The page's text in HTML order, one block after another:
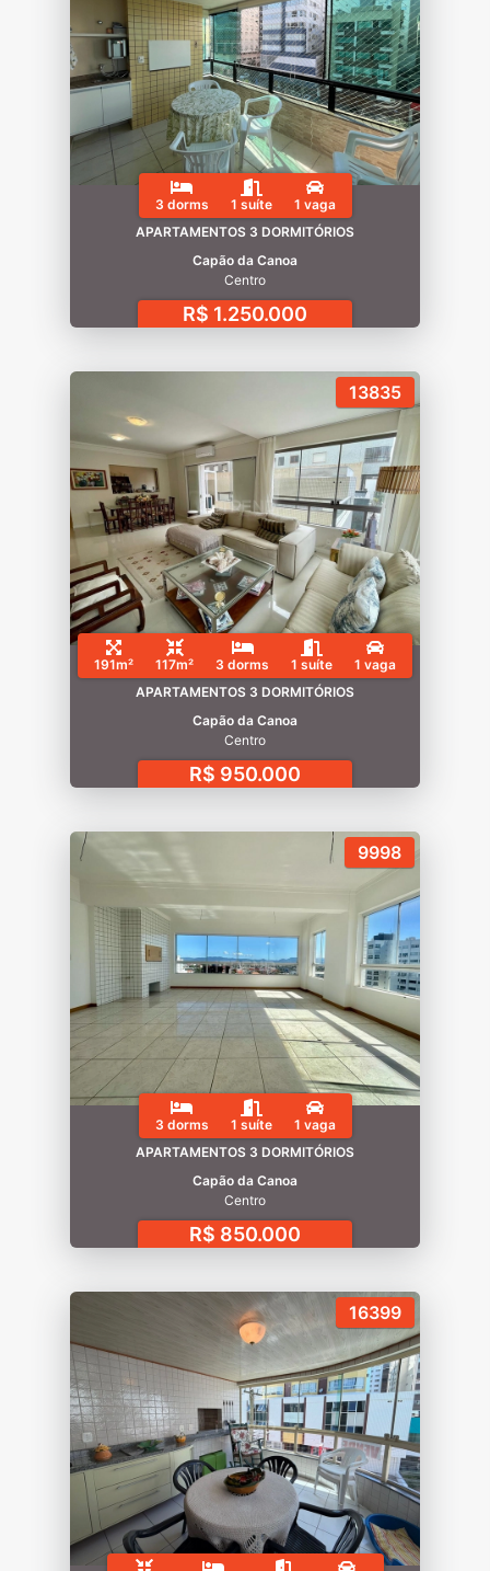
3 dorms 1 suíte
1 vaga
APARTAMENTOS 3 DORMITÓRIOS
Capão da Canoa
Centro
R$ 1.250.000
13835
191m² 117m² 3 dorms 1 suíte
1 vaga
APARTAMENTOS 3 DORMITÓRIOS
Capão da Canoa
Centro
R$ 950.000
9998
3 dorms 1 suíte
1 vaga
APARTAMENTOS 3 DORMITÓRIOS
Capão da Canoa
Centro
R$ 850.000
16399